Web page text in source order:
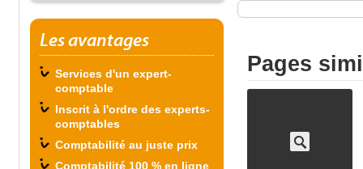
Les avantages
Services d'un expert-
comptable
Inscrit à l'ordre des experts-
comptables
Comptabilité au juste prix
Comptabilité 100 % en ligne
Pages